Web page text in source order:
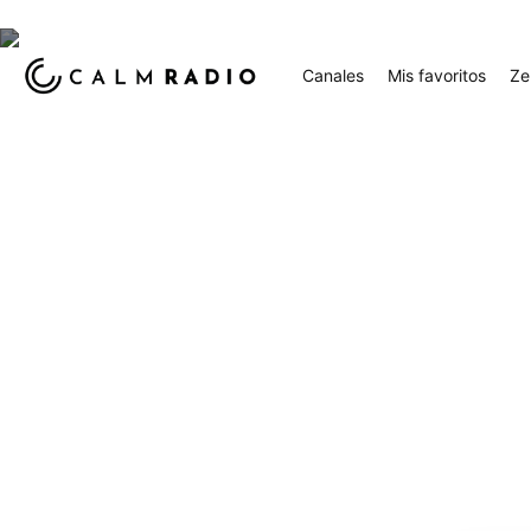
Canales Mis favoritos